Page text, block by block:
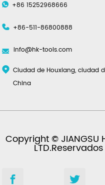
+86 15252968666
+86-511-86800888
info@hk-tools.com
Ciudad de Houxiang, ciudad
China
Copyright © JIANGSU